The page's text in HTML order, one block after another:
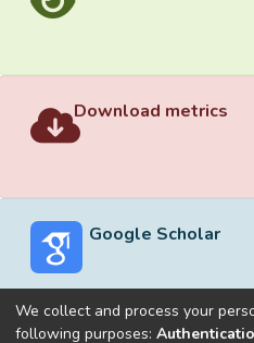
Download metrics
Google Scholar
We collect and process your
following purposes: